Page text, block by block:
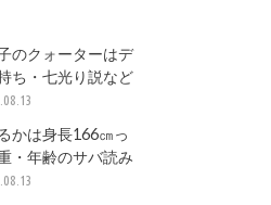
のクォーターはデ
ち・七光り説など
かは身長166㎝っ
・年齢のサバ読み